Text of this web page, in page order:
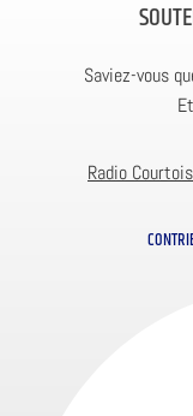
Saviez-vous
Radio